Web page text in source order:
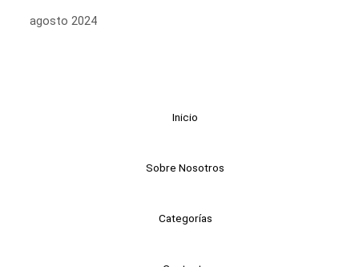
agosto 2024
Inicio
Sobre Nosotros
Categorías